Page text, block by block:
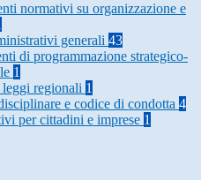
normativi su organizzazione e
generali 43
di programmazione strategico-
1
leggi regionali 1
e codice di condotta 4
per cittadini e imprese 1